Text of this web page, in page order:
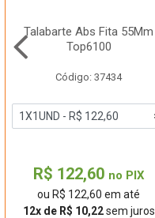
Talabarte Abs Fita 55Mm
Top6100
Código: 37434
R$ 122,60 no PIX
ou R$ 122,60 em até
12x de R$ 10,22sem juros